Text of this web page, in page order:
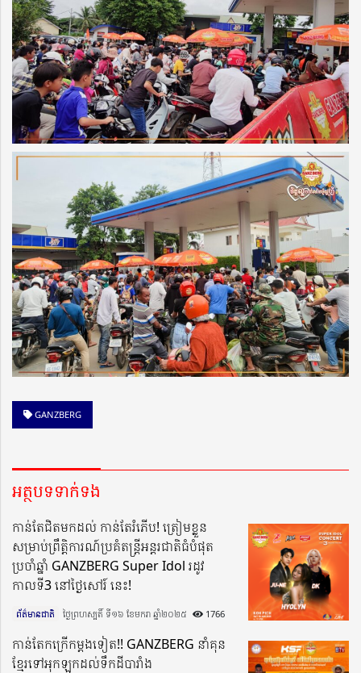
GANZBERG
អត្ថបទទាក់ទង
កាន់​តែជិតមកដល់ កាន់​តែរំភើប! ត្រៀមខ្លួន
សម្រាប់​ព្រឹត្តិការណ៍ប្រគំតន្ត្រីអន្តរជាតិ​ធំបំផុត
ប្រចាំឆ្នាំ GANZBERG Super Idol រដូវ
កាលទី3 នៅថ្ងៃសៅរ៍ នេះ!
ព័ត៌មានជាតិ ថ្ងៃព្រហស្បតិ៍ ទី១៦ ខែមករា ឆ្នាំ២០២៥​ 1766
កាន់តែកក្រើកម្តងទៀត!! GANZBERG នាំគុន
ខ្មែរទៅអុកឡុកដល់ទឹកដីបារាំង